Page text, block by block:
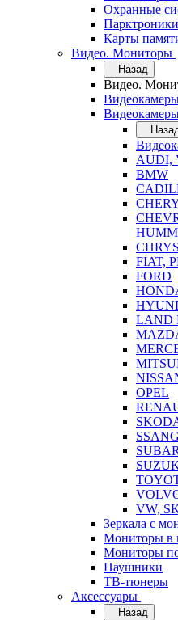
Охранные
Карты
Видео. Мониторы
Назад
Видео.
AUDI,
BMW
FIAT,
FORD
LAND
OPEL
VW,
Зеркала с
Мониторы в
Мониторы
Наушники
ТВ-тюнеры
Аксессуары
Назад